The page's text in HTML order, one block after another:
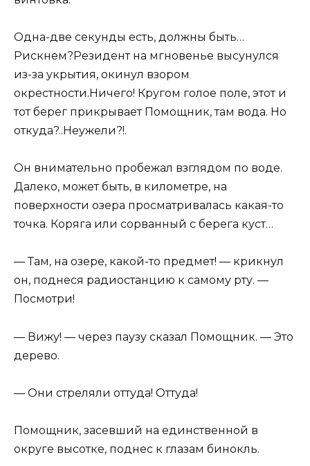
Одна-две секунды есть, должны быть…
Рискнем?Резидент на мгновенье высунулся
из-за укрытия, окинул взором
окрестности.Ничего! Кругом голое поле, этот и
тот берег прикрывает Помощник, там вода. Но
откуда?..Неужели?!.
Он внимательно пробежал взглядом по воде.
Далеко, может быть, в километре, на
поверхности озера просматривалась какая-то
точка. Коряга или сорванный с берега куст…
— Там, на озере, какой-то предмет! — крикнул
он, поднеся радиостанцию к самому рту. —
Посмотри!
— Вижу! — через паузу сказал Помощник. — Это
дерево.
— Они стреляли оттуда! Оттуда!
Помощник, засевший на единственной в
округе высотке, поднес к глазам бинокль.